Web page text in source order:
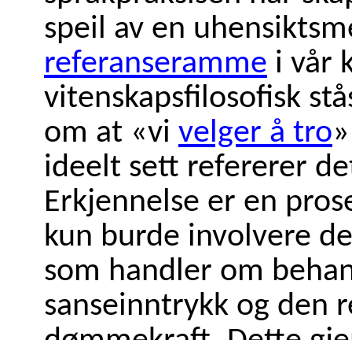
speil av en
referanseramme i vår
vitenskapsfilosofisk
om at «vi velger å tro
ideelt sett refererer
Erkjennelse er en
kun burde involvere
som handler om
sanseinntrykk og den